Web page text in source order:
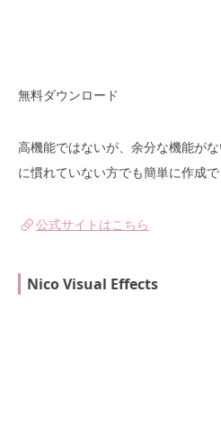
無料ダウンロード
高機能ではないが、余分な機能が
に慣れていない方でも簡単に作成で
公式サイトはこちら
Nico Visual Effects